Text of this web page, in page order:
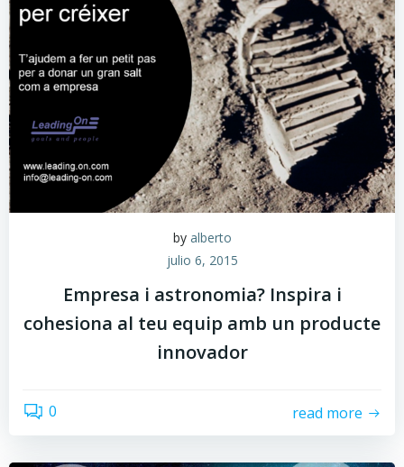
by alberto
julio 6, 2015
Empresa i astronomia? Inspira i
cohesiona al teu equip amb un producte
innovador
0 read more